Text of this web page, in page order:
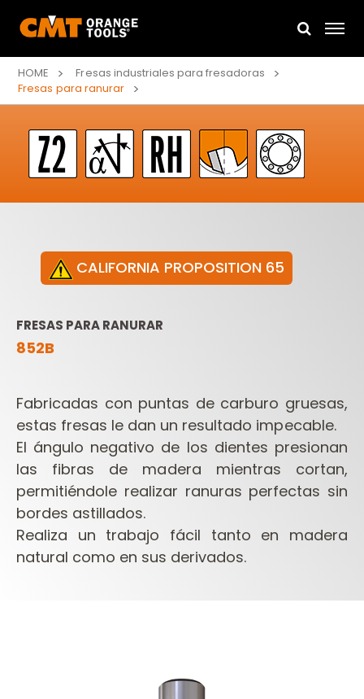
HOME
Fresas industriales para fresadoras
Fresas para ranurar
CALIFORNIA PROPOSITION 65
FRESAS PARA RANURAR
852B
Fabricadas con puntas de carburo gruesas,
estas fresas le dan un resultado impecable.
El ángulo negativo de los dientes presionan
las fibras de madera mientras cortan,
permitiéndole realizar ranuras perfectas sin
bordes astillados.
Realiza un trabajo fácil tanto en madera
natural como en sus derivados.